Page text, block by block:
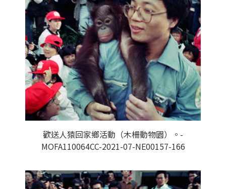
歡送人猿回家鄉活動（木柵動物園）。-
MOFA110064CC-2021-07-NE00157-166